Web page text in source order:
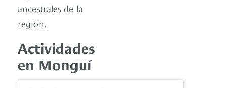
ancestrales de la
región.
Actividades
en Monguí